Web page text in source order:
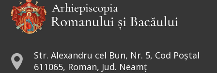
Str. Alexandru cel Bun, Nr. 5, Cod Poștal
611065, Roman, Jud. Neamț